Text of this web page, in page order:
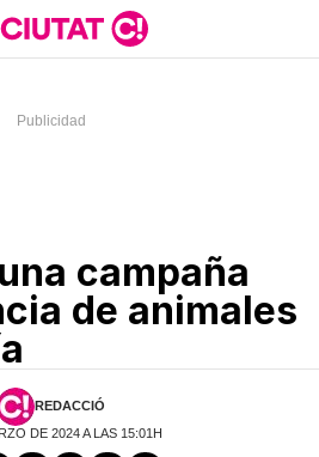
campaña
de animales
REDACCIÓ
DE 2024 A LAS 15:01H